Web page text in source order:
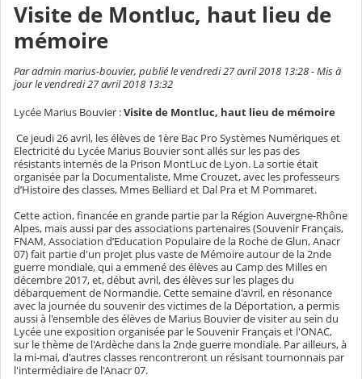
Visite de Montluc, haut lieu de
mémoire
Par admin marius-bouvier, publié le vendredi 27 avril 2018 13:28 - Mis à
jour le vendredi 27 avril 2018 13:32
Lycée Marius Bouvier :Visite de Montluc, haut lieu de mémoire
Ce jeudi 26 avril, les élèves de 1ère Bac Pro Systèmes Numériques et
Electricité du Lycée Marius Bouvier sont allés sur les pas des
résistants internés de la Prison MontLuc de Lyon. La sortie était
organisée par la Documentaliste, Mme Crouzet, avec les professeurs
d’Histoire des classes, Mmes Belliard et Dal Pra et M Pommaret.
Cette action, financée en grande partie par la Région Auvergne-Rhône
Alpes, mais aussi par des associations partenaires (Souvenir Français,
FNAM, Association d’Education Populaire de la Roche de Glun, Anacr
07) fait partie d'un projet plus vaste de Mémoire autour de la 2nde
guerre mondiale, qui a emmené des élèves au Camp des Milles en
décembre 2017, et, début avril, des élèves sur les plages du
débarquement de Normandie. Cette semaine d'avril, en résonance
avec la journée du souvenir des victimes de la Déportation, a permis
aussi à l'ensemble des élèves de Marius Bouvier de visiter au sein du
Lycée une exposition organisée par le Souvenir Français et l'ONAC,
sur le thème de l'Ardèche dans la 2nde guerre mondiale. Par ailleurs, à
la mi-mai, d'autres classes rencontreront un résisant tournonnais par
l'intermédiaire de l'Anacr 07.